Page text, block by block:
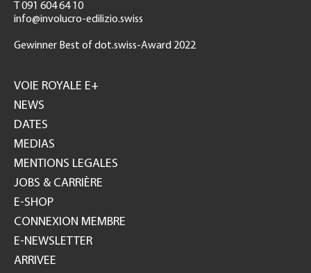
T 091 604 64 10
info@involucro-edilizio.swiss
Gewinner Best of dot.swiss-Award 2022
GH
VOIE ROYALE E+
NEWS
DATES
MEDIAS
MENTIONS LEGALES
JOBS & CARRIÈRE
E-SHOP
CONNEXION MEMBRE
E-NEWSLETTER
ARRIVEE